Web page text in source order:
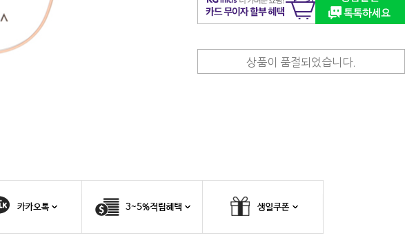
상품이 품절되었습니다.